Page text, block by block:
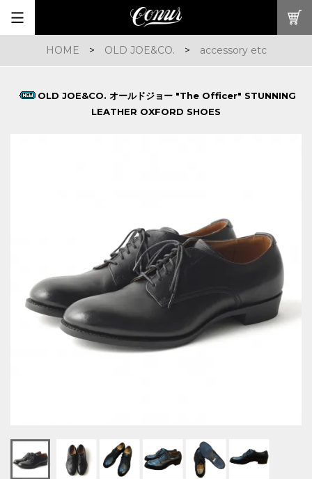
HOME > OLD JOE&CO. > accessory etc
OLD JOE&CO. オールドジョー "The Officer" STUNNING
LEATHER OXFORD SHOES